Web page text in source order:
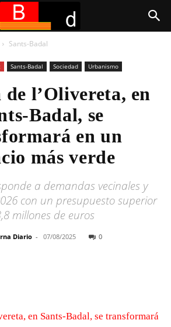
Sants-Badal
Sants-Badal Sociedad Urbanismo
l’Olivereta, en
Badal, se
en un
más verde
a demandas vecinales y
con un presupuesto superior
millones de euros
Diario - 07/08/2025 0